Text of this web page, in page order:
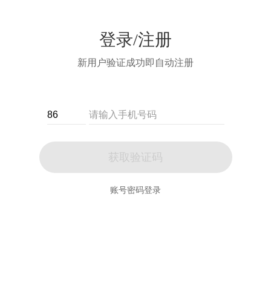
登录/注册
新用户验证成功即自动注册
获取验证码
账号密码登录